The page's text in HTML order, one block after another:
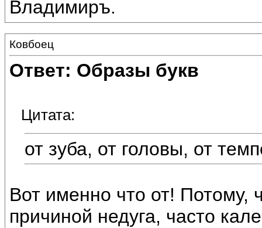
Владимиръ.
Ковбоец
Ответ: Образы букв
Цитата:
от зуба, от головы, от
Вот именно что от! Потому,
причиной недуга, часто